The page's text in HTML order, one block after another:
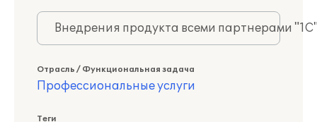
Внедрения продукта всеми партнерами
Отрасль / Функциональная задача
Профессиональные услуги
Теги